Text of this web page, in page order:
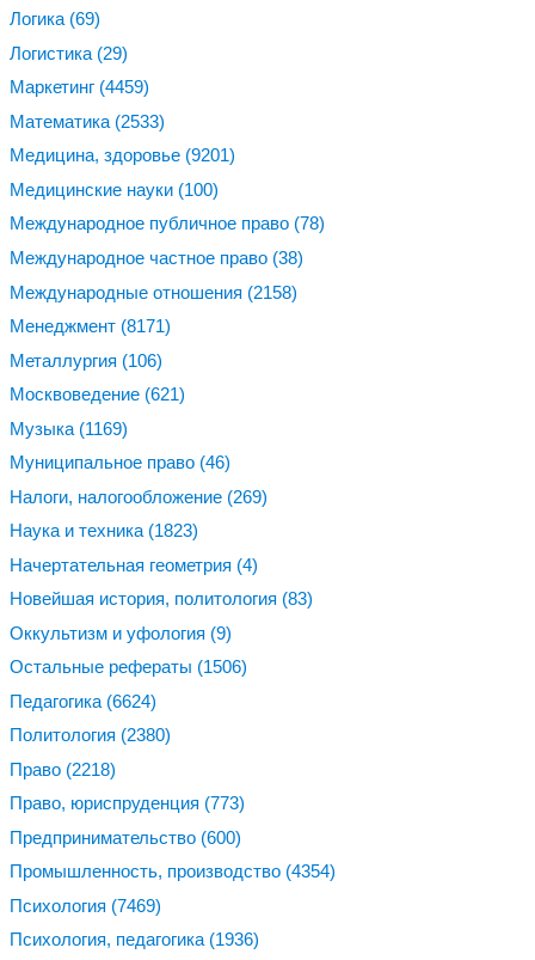
Логика (69)
Логистика (29)
Маркетинг (4459)
Математика (2533)
Медицина, здоровье (9201)
Медицинские науки (100)
Международное публичное право (78)
Международное частное право (38)
Международные отношения (2158)
Менеджмент (8171)
Металлургия (106)
Москвоведение (621)
Музыка (1169)
Муниципальное право (46)
Налоги, налогообложение (269)
Наука и техника (1823)
Начертательная геометрия (4)
Новейшая история, политология (83)
Оккультизм и уфология (9)
Остальные рефераты (1506)
Педагогика (6624)
Политология (2380)
Право (2218)
Право, юриспруденция (773)
Предпринимательство (600)
Промышленность, производство (4354)
Психология (7469)
Психология, педагогика (1936)